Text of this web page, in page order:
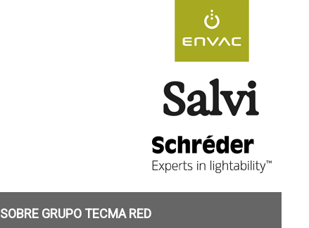
SOBRE GRUPO TECMA RED